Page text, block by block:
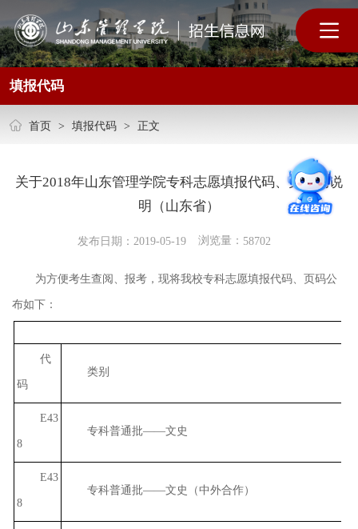
填报代码
首页 > 填报代码 > 正文
关于2018年山东管理学院专科志愿填报代码、页码的说
明（山东省）
发布日期：2019-05-19 浏览量： 58702
为方便考生查阅、报考，现将我校专科志愿填报代码、页码公
布如下：
代
码
类别
E43
8
专科普通批——文史
E43
8
专科普通批——文史（中外合作）